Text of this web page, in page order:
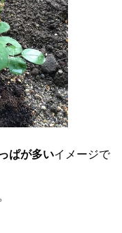
ぱが多いイメージで